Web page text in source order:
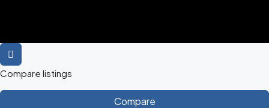
Compare listings
Compare